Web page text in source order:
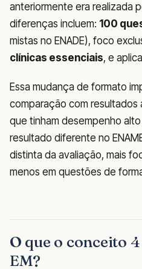
anteriormente era realizada
diferenças incluem: 100
mistas no ENADE), foco
clínicas essenciais, e
Essa mudança de formato
comparação com resultados
que tinham desempenho
resultado diferente no
distinta da avaliação, mais
menos em questões de
O que o conceito
EM?